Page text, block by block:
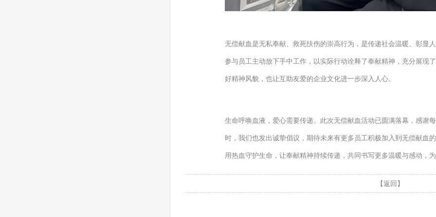
无偿献血是无私奉献、救死扶伤的崇高行为，是传递社会温暖、彰显
参与员工主动放下手中工作，以实际行动诠释了奉献精神，充分展现
好精神风貌，也让互助友爱的企业文化进一步深入人心。
生命呼唤血液，爱心需要传递。此次无偿献血活动已圆满落幕，感谢
时，我们也发出诚挚倡议，期待未来有更多员工积极加入到无偿献血
用热血守护生命，让奉献精神持续传递，共同书写更多温暖与感动，
【返回】